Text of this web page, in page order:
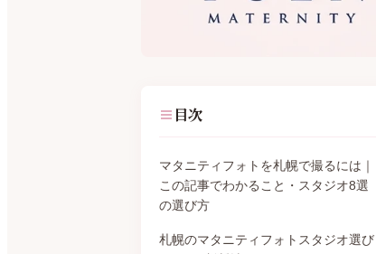
目次
マタニティフォトを札幌で撮るには｜
この記事でわかること・スタジオ8選
の選び方
札幌のマタニティフォトスタジオ選び